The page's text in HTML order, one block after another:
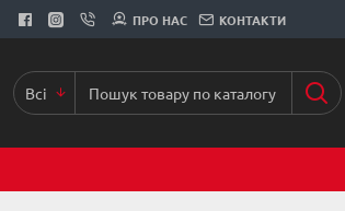
ПРО НАС КОНТАКТИ
Всі